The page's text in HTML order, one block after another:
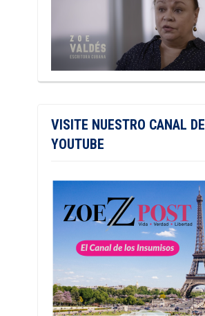
VISITE NUESTRO CANAL DE
YOUTUBE